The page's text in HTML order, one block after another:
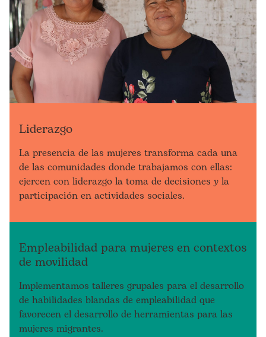
Liderazgo
La presencia de las mujeres transforma cada una
de las comunidades donde trabajamos con ellas:
ejercen con liderazgo la toma de decisiones y la
participación en actividades sociales.
Empleabilidad para mujeres en contextos
de movilidad
Implementamos talleres grupales para el desarrollo
de habilidades blandas de empleabilidad que
favorecen el desarrollo de herramientas para las
mujeres migrantes.